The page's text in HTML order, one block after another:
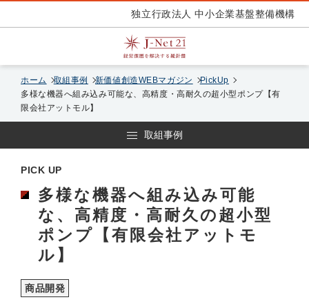
独立行政法人 中小企業基盤整備機構
ホーム 取組事例 新価値創造WEBマガジン
PickUp
多様な機器へ組み込み可能な、高精度・高耐久の超小型ポンプ【有
限会社アットモル】
取組事例
PICK UP
多様な機器へ組み込み可能
な、高精度・高耐久の超小型
ポンプ【有限会社アットモ
ル】
商品開発